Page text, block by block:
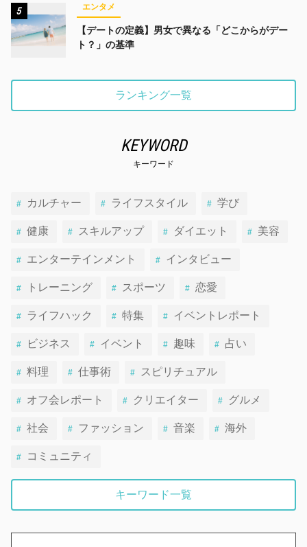
5 エンタメ
【デートの定義】男女で異なる「どこからがデー
ト？」の基準
ランキング一覧
KEYWORD
キーワード
カルチャー ライフスタイル 学び
健康 スキルアップ ダイエット 美容
エンターテインメント インタビュー
トレーニング スポーツ 恋愛
ライフハック 特集 イベントレポート
ビジネス イベント 趣味 占い
料理 仕事術 スピリチュアル
オフ会レポート クリエイター グルメ
社会 ファッション 音楽 海外
コミュニティ
キーワード一覧